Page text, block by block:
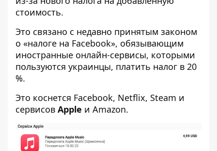
стоимость.
Это связано с недавно принятым законом
о «налоге на Facebook», обязывающим
иностранные онлайн-сервисы, которыми
пользуются украинцы, платить налог в 20
%.
Это коснется Facebook, Netflix, Steam и
сервисов Apple и Amazon.